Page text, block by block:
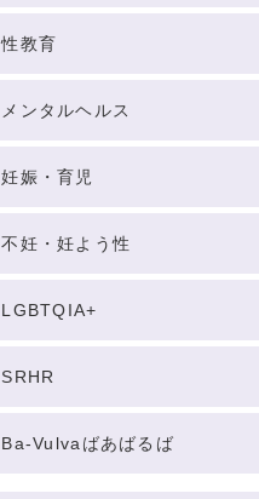
性教育
メンタルヘルス
妊娠・育児
不妊・妊よう性
LGBTQIA+
SRHR
Ba-Vulvaばあばるば